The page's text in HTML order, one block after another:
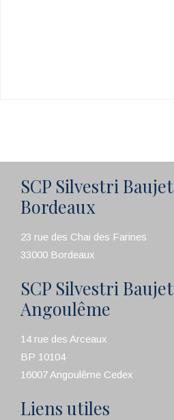
SCP Silvestri Baujet
Bordeaux
23 rue des Chai des Farines
33000 Bordeaux
SCP Silvestri Baujet
Angoulême
14 rue des Arceaux
BP 10104
16007 Angoulême Cedex
Liens utiles